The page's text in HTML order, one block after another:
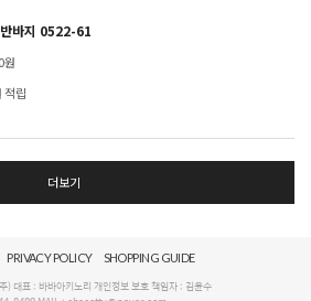
바지 0522-61
원
적립
더보기
PRIVACY POLICY SHOPPING GUIDE
) 대표 : 바바아키노리 개인정보 보호 책임자 : 김윤수